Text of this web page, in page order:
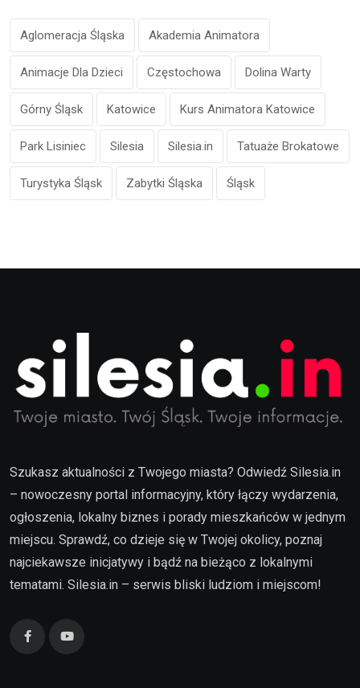
Aglomeracja Śląska Akademia Animatora
Animacje Dla Dzieci Częstochowa Dolina Warty
Górny Śląsk Katowice Kurs Animatora Katowice
Park Lisiniec Silesia Silesia.in Tatuaże Brokatowe
Turystyka Śląsk Zabytki Śląska Śląsk
Szukasz aktualności z Twojego miasta? Odwiedź Silesia.in
– nowoczesny portal informacyjny, który łączy wydarzenia,
ogłoszenia, lokalny biznes i porady mieszkańców w jednym
miejscu. Sprawdź, co dzieje się w Twojej okolicy, poznaj
najciekawsze inicjatywy i bądź na bieżąco z lokalnymi
tematami. Silesia.in – serwis bliski ludziom i miejscom!